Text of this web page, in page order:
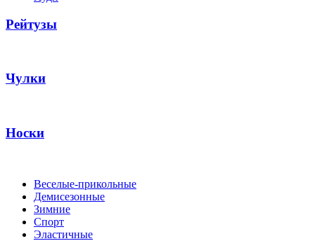
Рейтузы
Чулки
Носки
Веселые-прикольные
Демисезонные
Зимние
Спорт
Эластичные